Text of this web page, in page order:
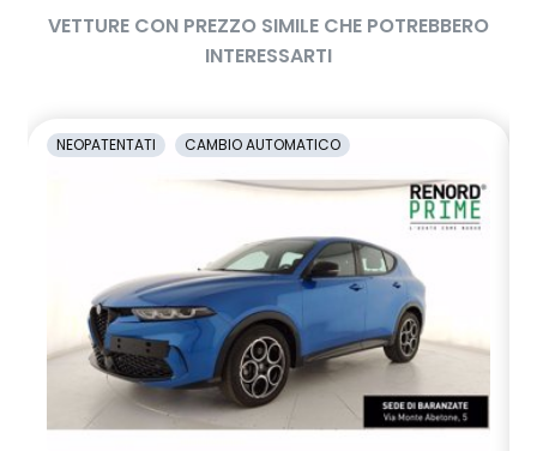
VETTURE CON PREZZO SIMILE CHE POTREBBERO
INTERESSARTI
NEOPATENTATI CAMBIO AUTOMATICO